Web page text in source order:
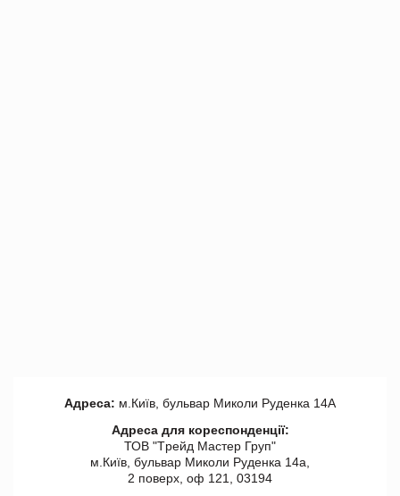
Адреса: м.Київ, бульвар Миколи Руденка 14А
Адреса для кореспонденції:
ТОВ "Tрейд Мастер Груп"
м.Київ, бульвар Миколи Руденка 14а,
2 поверх, оф 121, 03194